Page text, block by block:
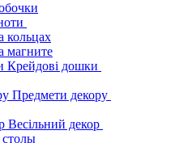
кольцах
магните
Крейдові дошки
Предмети декору
Весільний декор